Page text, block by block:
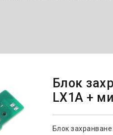
Блок
LX1A +
Блок